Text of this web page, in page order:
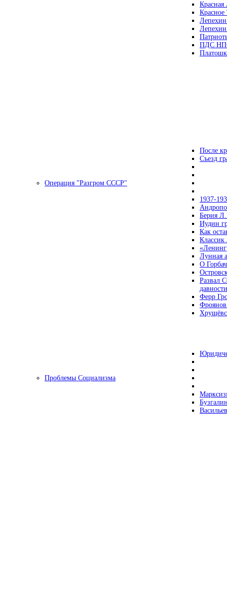
Красная
ПДС
После
Съезд
Операция "Разгром СССР"
1937-
Берия
Иудин
Как
Лунная
О
Развал
давности
Ферр
Проблемы Социализма